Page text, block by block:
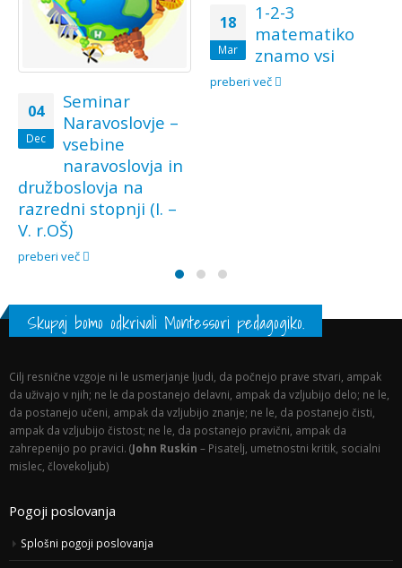
04
Dec
Seminar
Naravoslovje –
vsebine
naravoslovja in
družboslovja na
razredni stopnji (I. –
V. r.OŠ)
preberi več
18
Mar
1-2-3
matematiko
znamo vsi
preberi več
Skupaj bomo odkrivali Montessori pedagogiko.
Cilj resnične vzgoje ni le usmerjanje ljudi, da počnejo prave stvari, ampak
da uživajo v njih; ne le da postanejo delavni, ampak da vzljubijo delo; ne le,
da postanejo učeni, ampak da vzljubijo znanje; ne le, da postanejo čisti,
ampak da vzljubijo čistost; ne le, da postanejo pravični, ampak da
zahrepenijo po pravici. (John Ruskin – Pisatelj, umetnostni kritik, socialni
mislec, človekoljub)
Pogoji poslovanja
Splošni pogoji poslovanja